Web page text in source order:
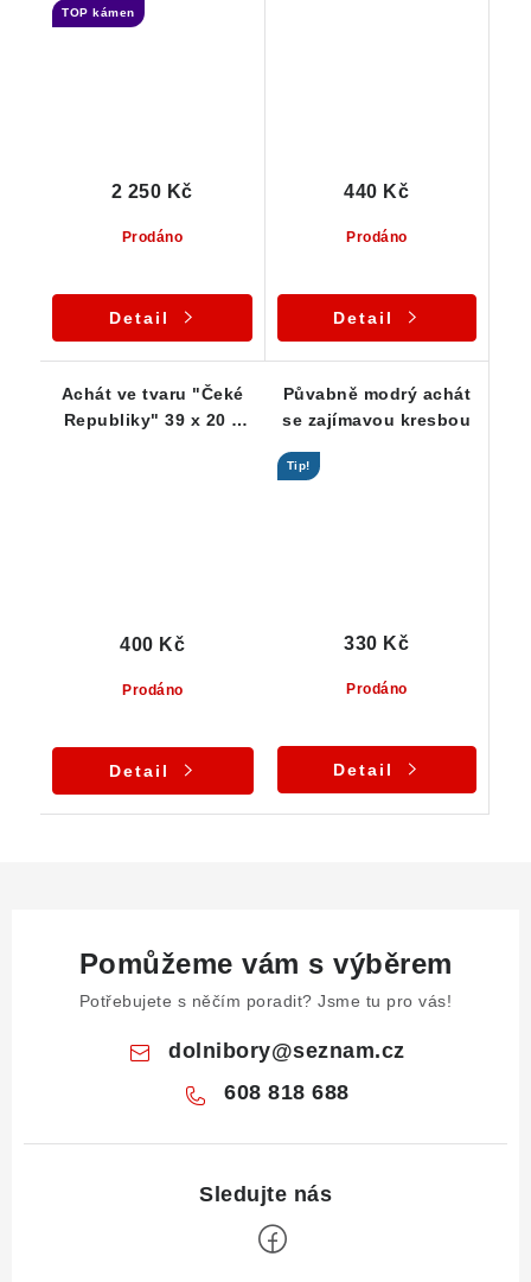
TOP kámen
Prodáno
2 250 Kč
Detail
Prodáno
440 Kč
Detail
Achát ve tvaru "Čeké
Republiky" 39 x 20 x
Prodáno
400 Kč
Detail
Půvabně modrý achát
se zajímavou kresbou
Tip!
Prodáno
330 Kč
Detail
Pomůžeme vám s výběrem
Potřebujete s něčím poradit? Jsme tu pro vás!
dolnibory@seznam.cz
608 818 688